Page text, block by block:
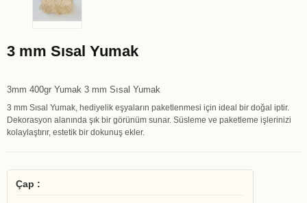
3 mm Sısal Yumak
3mm 400gr Yumak 3 mm Sısal Yumak
3 mm Sısal Yumak, hediyelik eşyaların paketlenmesi için ideal bir doğal iptir.
Dekorasyon alanında şık bir görünüm sunar. Süsleme ve paketleme işlerinizi
kolaylaştırır, estetik bir dokunuş ekler.
Çap :